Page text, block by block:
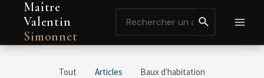
contenu
Maître
Valentin
Simonnet
for:
Tout Articles Baux d'habitation
Pagination
publications